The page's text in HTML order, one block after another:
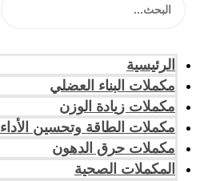
الرئيسية
مكملات البناء العضلي
مكملات زيادة الوزن
مكملات الطاقة وتحسين الأداء
مكملات حرق الدهون
المكملات الصحية